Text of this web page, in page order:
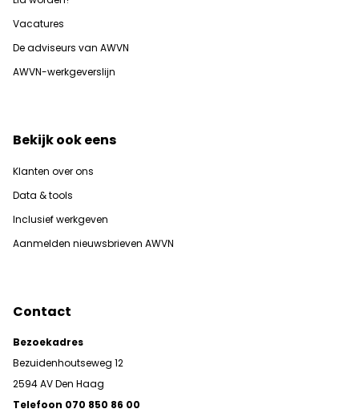
Vacatures
De adviseurs van AWVN
AWVN-werkgeverslijn
Bekijk ook eens
Klanten over ons
Data & tools
Inclusief werkgeven
Aanmelden nieuwsbrieven AWVN
Contact
Bezoekadres
Bezuidenhoutseweg 12
2594 AV Den Haag
Telefoon 070 850 86 00